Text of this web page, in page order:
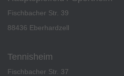
Fischbacher Str. 39
88436 Eberhardzell
Tennisheim
Fischbacher Str. 37